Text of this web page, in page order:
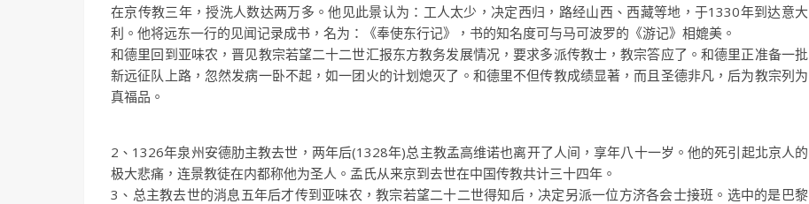
在京传教三年，授洗人数达两万多。他见此景认为：工人太少，决定西归，路经山西、西藏等地，于1330年到达意大
利。他将远东一行的见闻记录成书，名为：《奉使东行记》，书的知名度可与马可波罗的《游记》相媲美。
和德里回到亚味农，晋见教宗若望二十二世汇报东方教务发展情况，要求多派传教士，教宗答应了。和德里正准备一批
新远征队上路，忽然发病一卧不起，如一团火的计划熄灭了。和德里不但传教成绩显著，而且圣德非凡，后为教宗列为
真福品。
2、1326年泉州安德肋主教去世，两年后(1328年)总主教孟高维诺也离开了人间，享年八十一岁。他的死引起北京人的
极大悲痛，连景教徒在内都称他为圣人。孟氏从来京到去世在中国传教共计三十四年。
3、总主教去世的消息五年后才传到亚味农，教宗若望二十二世得知后，决定另派一位方济各会士接班。选中的是巴黎